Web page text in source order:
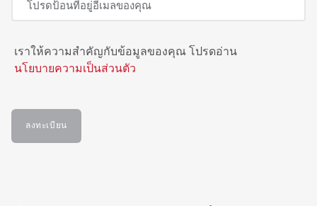
เราให้ความสำคัญกับข้อมูลของคุณ โปรดอ่าน
นโยบายความเป็นส่วนตัว
ลงทะเบียน